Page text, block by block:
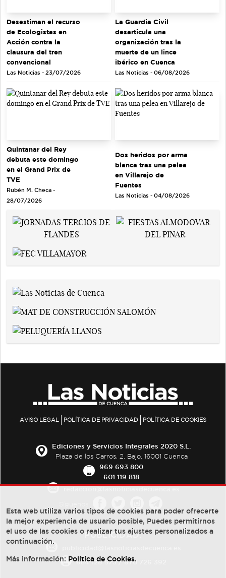
Desestiman el recurso
de Ecologistas en
Acción contra la
clausura del tren
convencional
Las Noticias - 23/07/2026
La Guardia Civil
desarticula una
organización tras la
muerte de un lince
ibérico en Cuenca
Las Noticias - 06/08/2026
Quintanar del Rey
debuta este domingo
en el Grand Prix de
TVE
Rubén M. Checa -
28/07/2026
Dos heridos por arma
blanca tras una pelea
en Villarejo de
Fuentes
Las Noticias - 04/08/2026
AVISO LEGAL POLÍTICA DE PRIVACIDAD POLÍTICA DE COOKIES
Ediciones y Servicios Integrales 2020 S.L.
Plaza de los Carros, 2. Bajo. 16001 Cuenca
969 693 800
601 119 818
PUBLICIDAD:
684 126 573/670 726 392
Esta web utiliza varios tipos de cookies para poder ofrecerte
la mejor experiencia de usuario posible, Puedes permitirnos
el uso de las cookies o realizar tus ajustes personalizados a
continuación.
Más información: Política de Cookies.